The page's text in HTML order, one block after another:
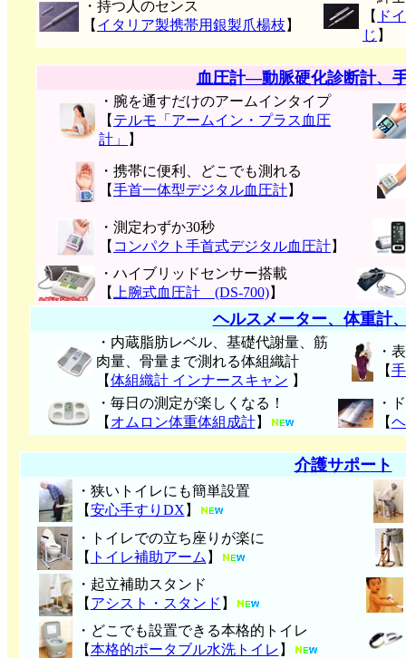
・持つ人のセンス
【 イタリア製携帯用銀製爪楊枝 】
【 ド
じ 】
血圧計―動脈硬化診断計、
・腕を通すだけのアームインタイプ
【 テルモ「アームイン・プラス血圧
計」
】
・携帯に便利、どこでも測れる
【手首一体型デジタル血圧計】
・測定わずか30秒
【 コンパクト手首式デジタル血圧計】
・ハイブリッドセンサー搭載
【
上腕式血圧計 (DS-700)】
ヘルスメーター、体重計
・内蔵脂肪レベル、基礎代謝量、筋
肉量、骨量まで測れる体組織計
【体組織計 インナースキャン 】
・
【
・毎日の測定が楽しくなる！
【 オムロン体重体組成計】
・
【
介護サポート
・狭いトイレにも簡単設置
【安心手すりDX 】
・トイレでの立ち座りが楽に
【 トイレ補助アーム 】
・起立補助スタンド
【 アシスト・スタンド 】
・どこでも設置できる本格的トイレ
【本格的ポータブル水洗トイレ 】